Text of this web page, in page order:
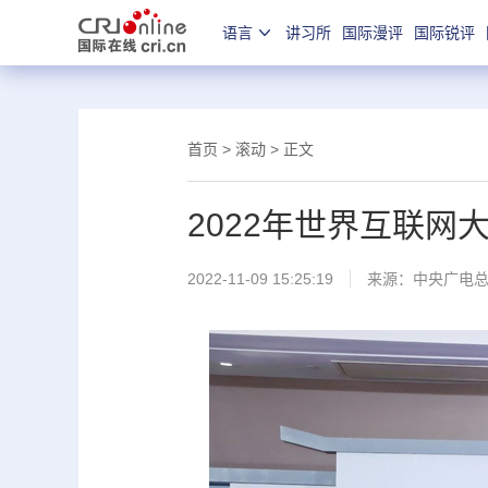
语言 讲习所 国际漫评 国际锐评
首页 > 滚动 > 正文
2022年世界互联网
2022-11-09 15:25:19 来源：中央广电